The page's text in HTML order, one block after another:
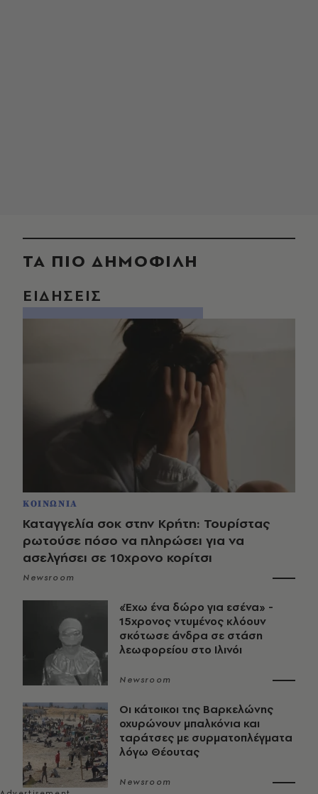
ΤΑ ΠΙΟ ΔΗΜΟΦΙΛΗ
ΕΙΔΗΣΕΙΣ
ΚΟΙΝΩΝΙΑ
Καταγγελία σοκ στην Κρήτη: Τουρίστας
ρωτούσε πόσο να πληρώσει για να
ασελγήσει σε 10χρονο κορίτσι
Newsroom
«Έχω ένα δώρο για εσένα» -
15χρονος ντυμένος κλόουν
σκότωσε άνδρα σε στάση
λεωφορείου στο Ιλινόι
Newsroom
Οι κάτοικοι της Βαρκελώνης
οχυρώνουν μπαλκόνια και
ταράτσες με συρματοπλέγματα
λόγω Θέουτας
Newsroom